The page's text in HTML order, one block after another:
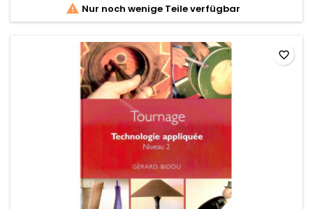
 Nur noch wenige Teile verfügbar
favorite_border